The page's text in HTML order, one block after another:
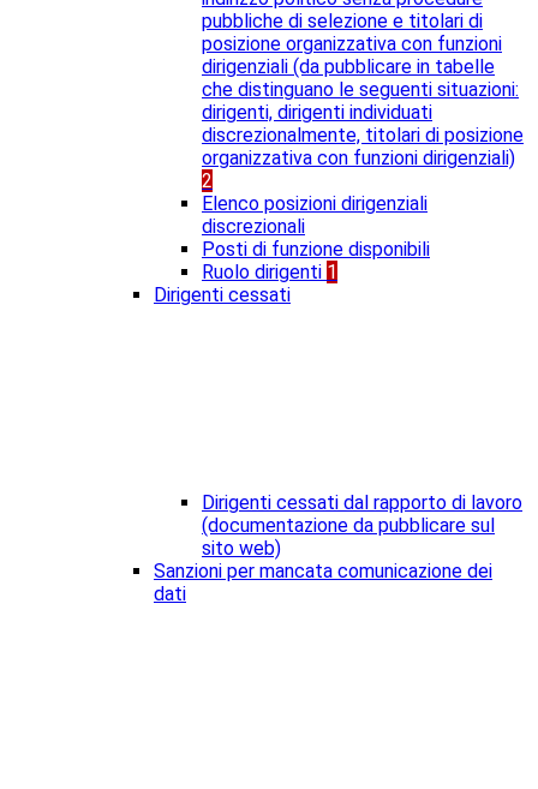
pubbliche di selezione e titolari di
posizione organizzativa con funzioni
dirigenziali (da pubblicare in tabelle
che distinguano le seguenti situazioni:
dirigenti, dirigenti individuati
discrezionalmente, titolari di posizione
organizzativa con funzioni dirigenziali)
2
Elenco posizioni dirigenziali
discrezionali
Posti di funzione disponibili
Ruolo dirigenti 1
Dirigenti cessati
Dirigenti cessati dal rapporto di lavoro
(documentazione da pubblicare sul
sito web)
Sanzioni per mancata comunicazione dei
dati